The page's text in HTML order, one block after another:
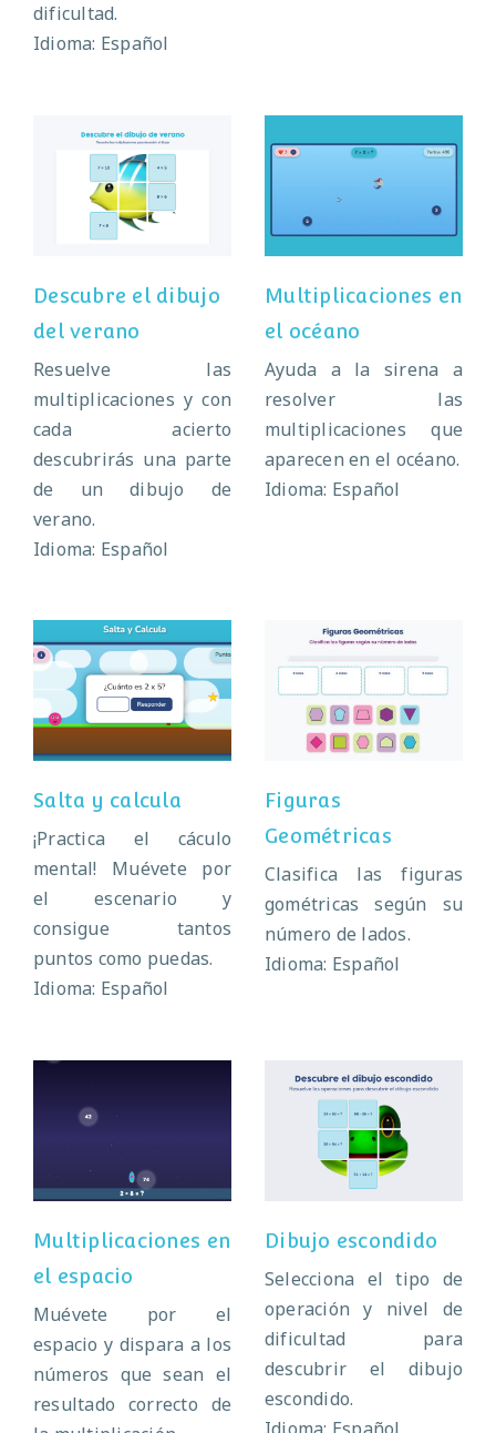
dificultad.
Idioma: Español
Descubre el
dibujo del verano
Descubre el dibujo
del verano
Resuelve las
multiplicaciones y con
cada acierto
descubrirás una parte
de un dibujo de
verano.
Idioma: Español
Multiplicaciones
en el océano
Multiplicaciones en
el océano
Ayuda a la sirena a
resolver las
multiplicaciones que
aparecen en el océano.
Idioma: Español
Salta y calcula
Salta y calcula
¡Practica el cáculo
mental! Muévete por
el escenario y
consigue tantos
puntos como puedas.
Idioma: Español
Figuras
Geométricas
Figuras
Geométricas
Clasifica las figuras
gométricas según su
número de lados.
Idioma: Español
Multiplicaciones
Multiplicaciones en
el espacio
Muévete por el
espacio y dispara a los
números que sean el
resultado correcto de
Dibujo escondido
Dibujo escondido
Selecciona el tipo de
operación y nivel de
dificultad para
descubrir el dibujo
escondido.